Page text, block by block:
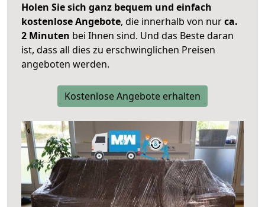
Holen Sie sich ganz bequem und einfach
kostenlose Angebote, die innerhalb von nurca.
2 Minuten bei Ihnen sind. Und das Beste daran
ist, dass all dies zu erschwinglichen Preisen
angeboten werden.
Kostenlose Angebote erhalten